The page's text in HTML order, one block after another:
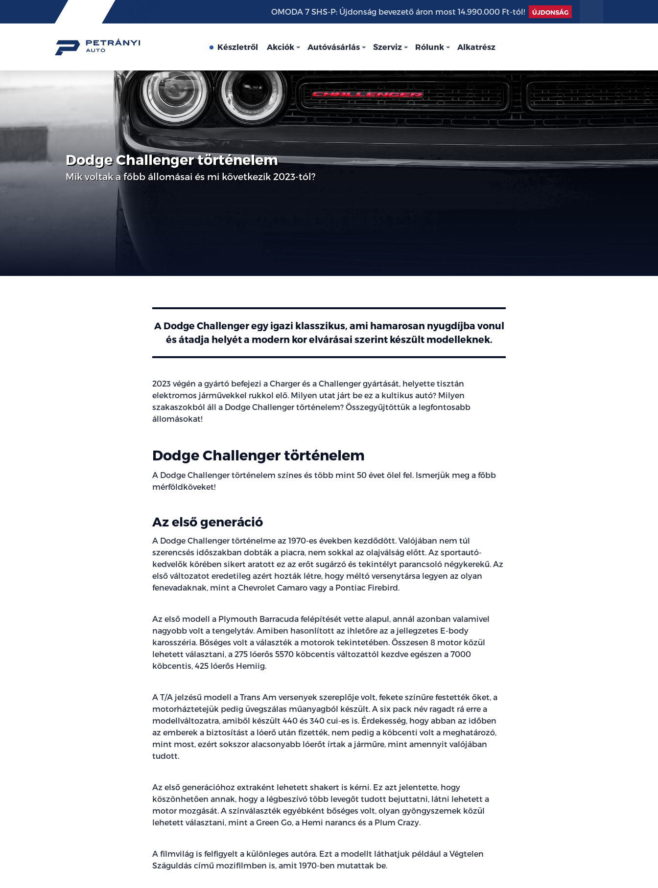
Friss
hírek
OMODA 7 SHS-P: Újdonság bevezető áron most 14.990.000 Ft-tól! ÚJDONSÁG
Készletről Akciók Autóvásárlás Szerviz Rólunk Alkatrész
Dodge Challenger történelem
Mik voltak a főbb állomásai és mi következik 2023-tól?
A Dodge Challenger egy igazi klasszikus, ami hamarosan nyugdíjba vonul
és átadja helyét a modern kor elvárásai szerint készült modelleknek.
2023 végén a gyártó befejezi a Charger és a Challenger gyártását, helyette tisztán
elektromos járművekkel rukkol elő. Milyen utat járt be ez a kultikus autó? Milyen
szakaszokból áll a Dodge Challenger történelem? Összegyűjtöttük a legfontosabb
állomásokat!
Dodge Challenger történelem
A Dodge Challenger történelem színes és több mint 50 évet ölel fel. Ismerjük meg a főbb
mérföldköveket!
Az első generáció
A Dodge Challenger történelme az 1970-es években kezdődött. Valójában nem túl
szerencsés időszakban dobták a piacra, nem sokkal az olajválság előtt. Az sportautó-
kedvelők körében sikert aratott ez az erőt sugárzó és tekintélyt parancsoló négykerekű. Az
első változatot eredetileg azért hozták létre, hogy méltó versenytársa legyen az olyan
fenevadaknak, mint a Chevrolet Camaro vagy a Pontiac Firebird.
Az első modell a Plymouth Barracuda felépítését vette alapul, annál azonban valamivel
nagyobb volt a tengelytáv. Amiben hasonlított az ihletőre az a jellegzetes E-body
karosszéria. Bőséges volt a választék a motorok tekintetében. Összesen 8 motor közül
lehetett választani, a 275 lóerős 5570 köbcentis változattól kezdve egészen a 7000
köbcentis, 425 lóerős Hemiig.
A T/A jelzésű modell a Trans Am versenyek szereplője volt, fekete színűre festették őket, a
motorháztetejük pedig üvegszálas műanyagból készült. A six pack név ragadt rá erre a
modellváltozatra, amiből készült 440 és 340 cui-es is. Érdekesség, hogy abban az időben
az emberek a biztosítást a lóerő után fizették, nem pedig a köbcenti volt a meghatározó,
mint most, ezért sokszor alacsonyabb lóerőt írtak a járműre, mint amennyit valójában
tudott.
Az első generációhoz extraként lehetett shakert is kérni. Ez azt jelentette, hogy
köszönhetően annak, hogy a légbeszívó több levegőt tudott bejuttatni, látni lehetett a
motor mozgását. A színválaszték egyébként bőséges volt, olyan gyöngyszemek közül
lehetett választani, mint a Green Go, a Hemi narancs és a Plum Crazy.
A filmvilág is felfigyelt a különleges autóra. Ezt a modellt láthatjuk például a Végtelen
Száguldás című mozifilmben is, amit 1970-ben mutattak be.